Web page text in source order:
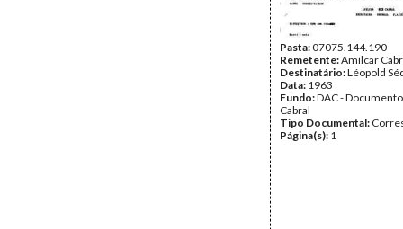
Pasta:07075.144.190
Remetente:Amílcar
Destinatário:Léopold
Data: 1963
Fundo:DAC -
Cabral
Tipo Documental:
Página(s): 1